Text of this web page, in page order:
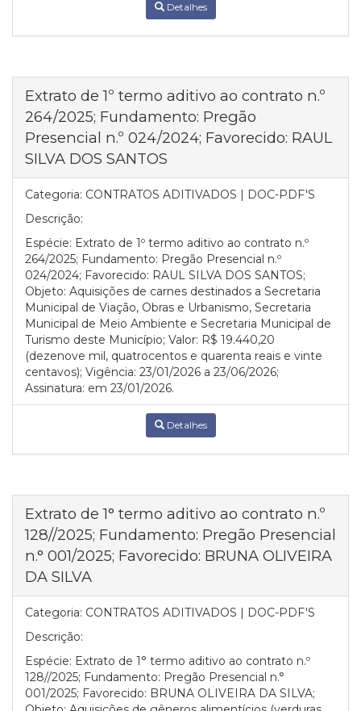
Detalhes
Extrato de 1º termo aditivo ao contrato n.º
264/2025; Fundamento: Pregão
Presencial n.º 024/2024; Favorecido: RAUL
SILVA DOS SANTOS
Categoria: CONTRATOS ADITIVADOS | DOC-PDF'S
Descrição:
Espécie: Extrato de 1º termo aditivo ao contrato n.º
264/2025; Fundamento: Pregão Presencial n.º
024/2024; Favorecido: RAUL SILVA DOS SANTOS;
Objeto: Aquisições de carnes destinados a Secretaria
Municipal de Viação, Obras e Urbanismo, Secretaria
Municipal de Meio Ambiente e Secretaria Municipal de
Turismo deste Município; Valor: R$ 19.440,20
(dezenove mil, quatrocentos e quarenta reais e vinte
centavos); Vigência: 23/01/2026 a 23/06/2026;
Assinatura: em 23/01/2026.
Detalhes
Extrato de 1° termo aditivo ao contrato n.º
128//2025; Fundamento: Pregão Presencial
n.° 001/2025; Favorecido: BRUNA OLIVEIRA
DA SILVA
Categoria: CONTRATOS ADITIVADOS | DOC-PDF'S
Descrição:
Espécie: Extrato de 1° termo aditivo ao contrato n.º
128//2025; Fundamento: Pregão Presencial n.°
001/2025; Favorecido: BRUNA OLIVEIRA DA SILVA;